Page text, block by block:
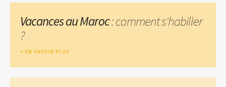
Vacances au Maroc: comment s'habiller
?
EN SAVOIR PLUS